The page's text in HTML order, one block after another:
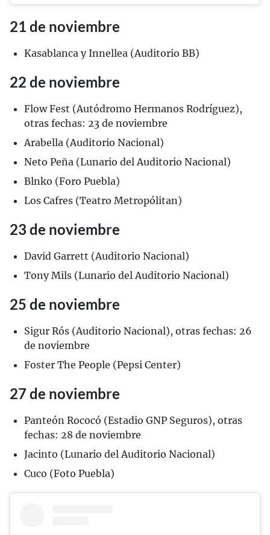
21 de noviembre
Kasablanca y Innellea (Auditorio BB)
22 de noviembre
Flow Fest (Autódromo Hermanos Rodríguez),
otras fechas: 23 de noviembre
Arabella (Auditorio Nacional)
Neto Peña (Lunario del Auditorio Nacional)
Blnko (Foro Puebla)
Los Cafres (Teatro Metropólitan)
23 de noviembre
David Garrett (Auditorio Nacional)
Tony Mils (Lunario del Auditorio Nacional)
25 de noviembre
Sigur Rós (Auditorio Nacional), otras fechas: 26
de noviembre
Foster The People (Pepsi Center)
27 de noviembre
Panteón Rococó (Estadio GNP Seguros), otras
fechas: 28 de noviembre
Jacinto (Lunario del Auditorio Nacional)
Cuco (Foto Puebla)